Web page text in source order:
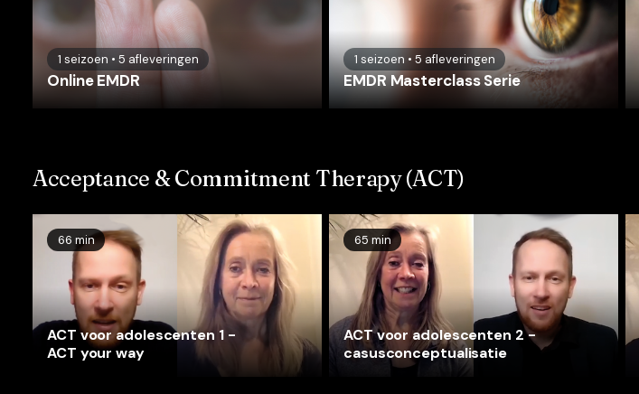
1 seizoen • 5 afleveringen
Online EMDR
1 seizoen • 5 afleveringen
EMDR Masterclass Serie
Acceptance & Commitment Therapy (ACT)
66 min
ACT voor adolescenten 1 -
ACT your way
65 min
ACT voor adolescenten 2 -
casusconceptualisatie